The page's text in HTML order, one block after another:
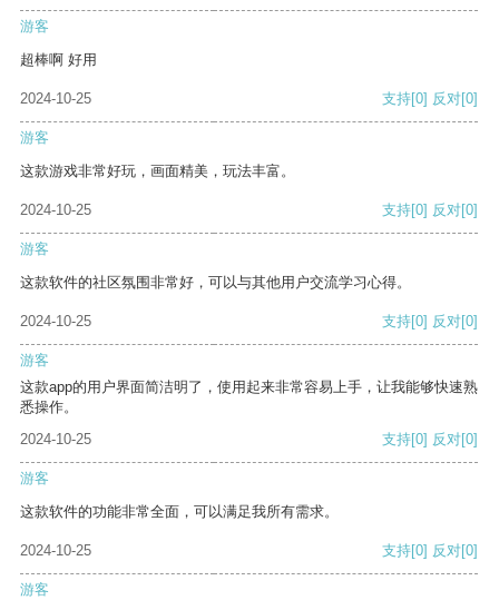
游客
超棒啊 好用
2024-10-25 支持[0] 反对[0]
游客
这款游戏非常好玩，画面精美，玩法丰富。
2024-10-25 支持[0] 反对[0]
游客
这款软件的社区氛围非常好，可以与其他用户交流学习心得。
2024-10-25 支持[0] 反对[0]
游客
这款app的用户界面简洁明了，使用起来非常容易上手，让我能够快速熟
悉操作。
2024-10-25
支持[0] 反对[0]
游客
这款软件的功能非常全面，可以满足我所有需求。
2024-10-25 支持[0] 反对[0]
游客